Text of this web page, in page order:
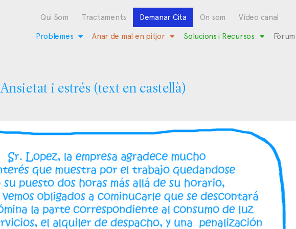
Qui Som Tractaments Demanar Cita On som Vídeo canal
Problemes Anar de mal en pitjor Solucions i Recursos Fòrum
Ansietat i estrés (text en castellà)